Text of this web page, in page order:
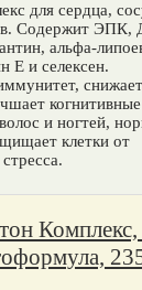
для сердца,
Содержит ЭПК,
альфа-
Е и селексен.
снижает
и ногтей,
клетки от